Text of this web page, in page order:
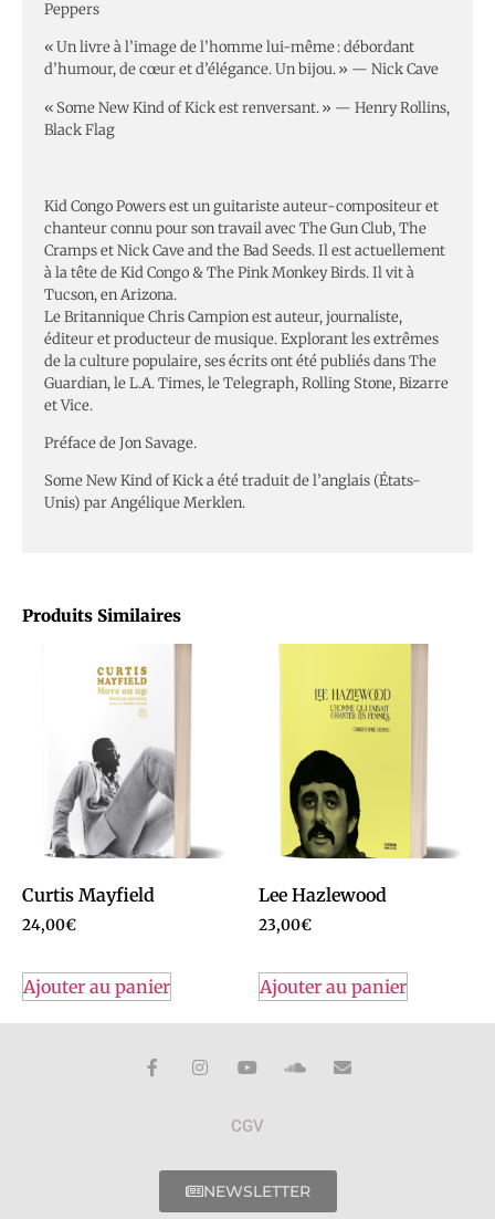
Produits Similaires
Curtis Mayfield
24,00€
Ajouter au panier
Lee Hazlewood
23,00€
Ajouter au panier
Peppers
« Un livre à l’image de l’homme lui-même : débordant
d’humour, de cœur et d’élégance. Un bijou. » — Nick Cave
« Some New Kind of Kick est renversant. » — Henry Rollins,
Black Flag
Kid Congo Powers est un guitariste auteur-compositeur et
chanteur connu pour son travail avec The Gun Club, The
Cramps et Nick Cave and the Bad Seeds. Il est actuellement
à la tête de Kid Congo & The Pink Monkey Birds. Il vit à
Tucson, en Arizona.
Le Britannique Chris Campion est auteur, journaliste,
éditeur et producteur de musique. Explorant les extrêmes
de la culture populaire, ses écrits ont été publiés dans The
Guardian, le L.A. Times, le Telegraph, Rolling Stone, Bizarre
et Vice.
Préface de Jon Savage.
Some New Kind of Kick a été traduit de l’anglais (États-
Unis) par Angélique Merklen.
CGV
NEWSLETTER